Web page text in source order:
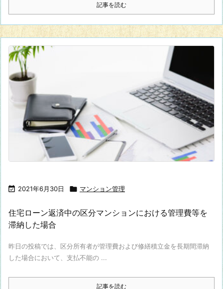
記事を読む
 2021年6月30日  マンション管理
住宅ローン返済中の区分マンションにおける管理費等を
滞納した場合
昨日の投稿では、区分所有者が管理費および修繕積立金を長期間滞納
した場合において、支払不能の ...
記事を読む